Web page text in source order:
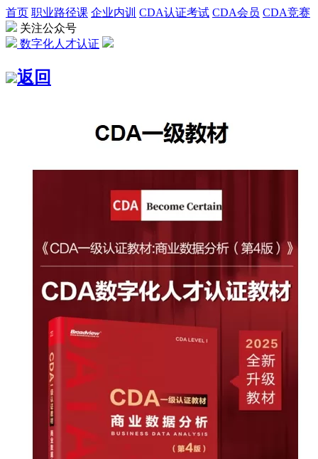
首页 职业路径课 企业内训 CDA认证考试 CDA会员 CDA竞赛
关注公众号
数字化人才认证
返回